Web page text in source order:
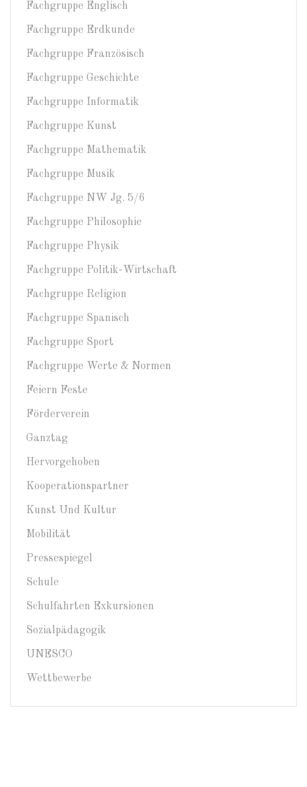
Fachgruppe Englisch
Fachgruppe Erdkunde
Fachgruppe Französisch
Fachgruppe Geschichte
Fachgruppe Informatik
Fachgruppe Kunst
Fachgruppe Mathematik
Fachgruppe Musik
Fachgruppe NW Jg. 5/6
Fachgruppe Philosophie
Fachgruppe Physik
Fachgruppe Politik-Wirtschaft
Fachgruppe Religion
Fachgruppe Spanisch
Fachgruppe Sport
Fachgruppe Werte & Normen
Feiern Feste
Förderverein
Ganztag
Hervorgehoben
Kooperationspartner
Kunst Und Kultur
Mobilität
Pressespiegel
Schule
Schulfahrten Exkursionen
Sozialpädagogik
UNESCO
Wettbewerbe